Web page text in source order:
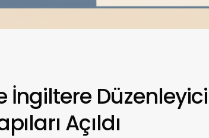
İngiltere Düzenleyici
Açıldı